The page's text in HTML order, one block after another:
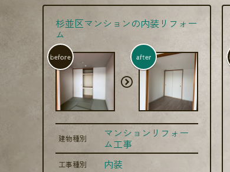
杉並区マンションの内装リフォー
ム
before after
建物種別 マンションリフォー
ム工事
工事種別 内装